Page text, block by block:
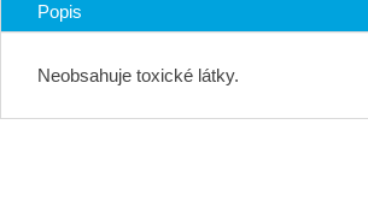
monitoring
potravinových
molů
Popis
Neobsahuje toxické látky.